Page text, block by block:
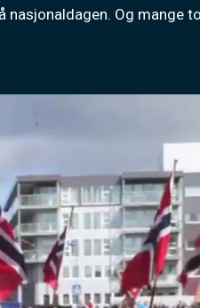
Og mange